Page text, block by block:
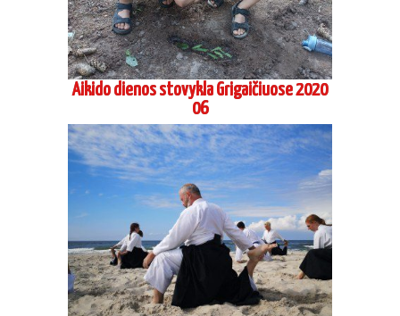
Aikido dienos stovykla Grigaičiuose 2020
06